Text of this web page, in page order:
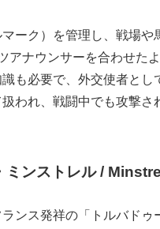
ーク）を管理し、戦場や
ナウンサーを合わせたよ
も必要で、外交使者とし
われ、戦闘中でも攻撃さ
ンストレル /
ンス発祥の「トルバドゥ